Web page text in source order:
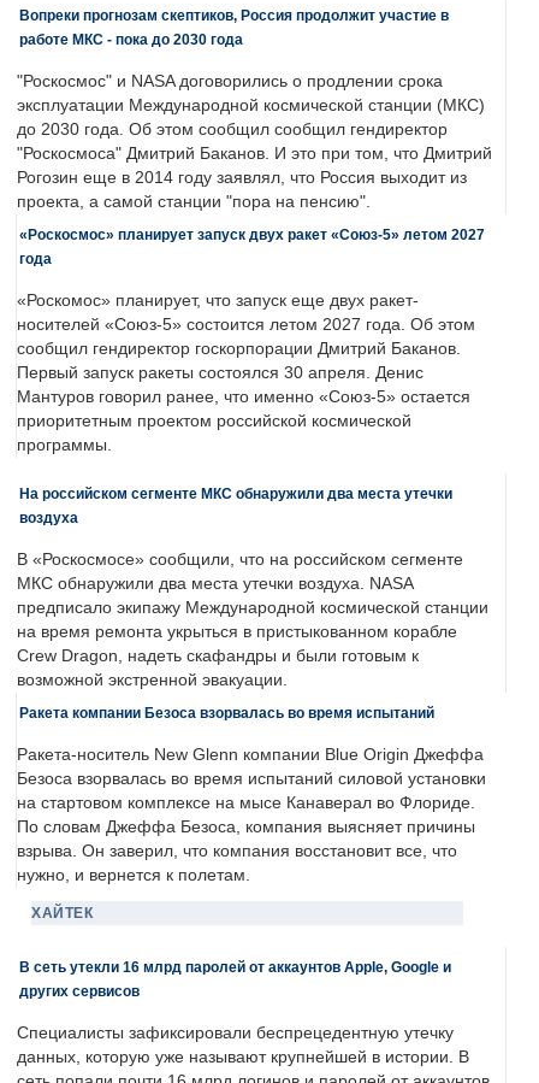
Вопреки прогнозам скептиков, Россия продолжит участие в
работе МКС - пока до 2030 года
"Роскосмос" и NASA договорились о продлении срока
эксплуатации Международной космической станции (МКС)
до 2030 года. Об этом сообщил сообщил гендиректор
"Роскосмоса" Дмитрий Баканов. И это при том, что Дмитрий
Рогозин еще в 2014 году заявлял, что Россия выходит из
проекта, а самой станции "пора на пенсию".
«Роскосмос» планирует запуск двух ракет «Союз-5» летом 2027
года
«Роскомос» планирует, что запуск еще двух ракет-
носителей «Союз-5» состоится летом 2027 года. Об этом
сообщил гендиректор госкорпорации Дмитрий Баканов.
Первый запуск ракеты состоялся 30 апреля. Денис
Мантуров говорил ранее, что именно «Союз-5» остается
приоритетным проектом российской космической
программы.
На российском сегменте МКС обнаружили два места утечки
воздуха
В «Роскосмосе» сообщили, что на российском сегменте
МКС обнаружили два места утечки воздуха. NASA
предписало экипажу Международной космической станции
на время ремонта укрыться в пристыкованном корабле
Crew Dragon, надеть скафандры и были готовым к
возможной экстренной эвакуации.
Ракета компании Безоса взорвалась во время испытаний
Ракета-носитель New Glenn компании Blue Origin Джеффа
Безоса взорвалась во время испытаний силовой установки
на стартовом комплексе на мысе Канаверал во Флориде.
По словам Джеффа Безоса, компания выясняет причины
взрыва. Он заверил, что компания восстановит все, что
нужно, и вернется к полетам.
ХАЙТЕК
В сеть утекли 16 млрд паролей от аккаунтов Apple, Google и
других сервисов
Специалисты зафиксировали беспрецедентную утечку
данных, которую уже называют крупнейшей в истории. В